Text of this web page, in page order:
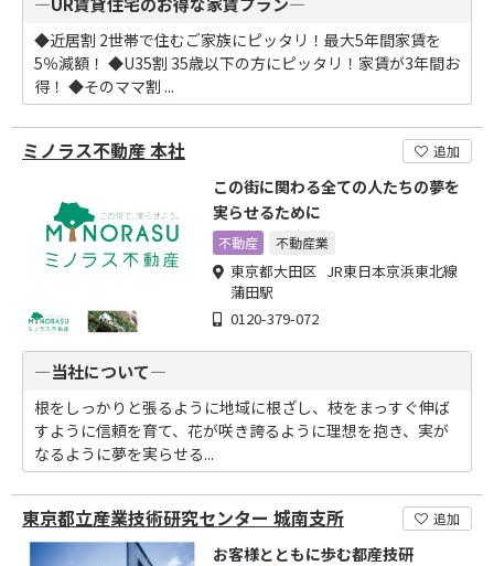
◆近居割 2世帯で住むご家族にピッタリ！最大5年間家賃を
5％減額！ ◆U35割 35歳以下の方にピッタリ！家賃が3年間お
得！ ◆そのママ割 ...
ミノラス不動産 本社 追加
この街に関わる全ての人たちの夢を
実らせるために
不動産 不動産業
東京都大田区 JR東日本京浜東北線
蒲田駅
0120-379-072
―当社について―
根をしっかりと張るように地域に根ざし、枝をまっすぐ伸ば
すように信頼を育て、花が咲き誇るように理想を抱き、実が
なるように夢を実らせる...
東京都立産業技術研究センター 城南支所 追加
お客様とともに歩む都産技研